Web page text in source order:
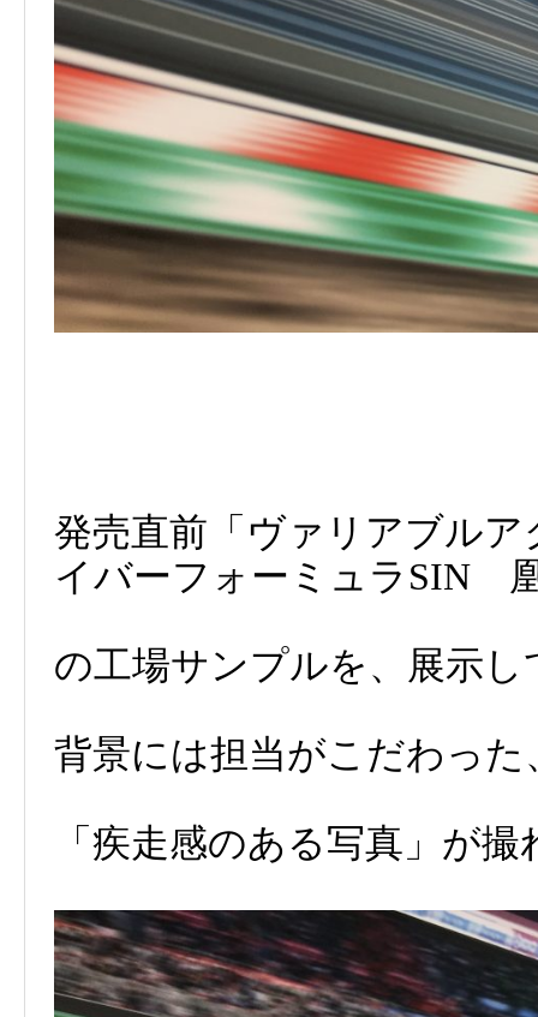
発売直前「ヴァリアブルア
イバーフォーミュラSIN
の工場サンプルを、展示
背景には担当がこだわった
「疾走感のある写真」が